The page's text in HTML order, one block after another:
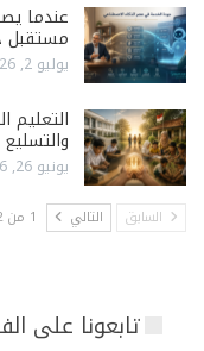
عندما
مستقبل
يوليو 2, 2026
التعليم
والتسليع
يونيو 26, 2026
السابق التالي 1 من 12
تابعونا على